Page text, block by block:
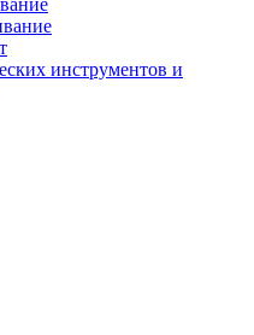
инструментов и